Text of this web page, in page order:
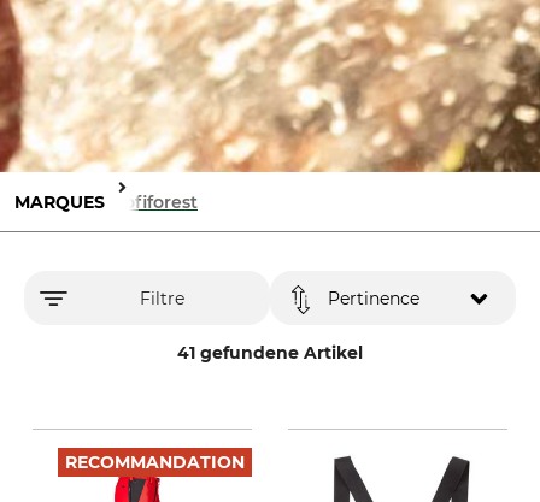
MARQUES Profiforest
Filtre
41 gefundene Artikel
Pertinence
RECOMMANDATION